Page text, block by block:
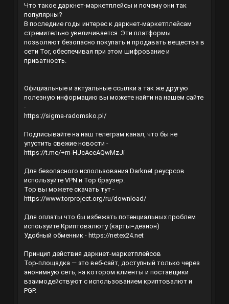
Что такое даркнет-маркетплейсы и почему они так
популярны?
В последние годы интерес к даркнет-маркетплейсам
стремительно увеличивается. Эти платформы
позволяют безопасно покупать и продавать вещества в
сети Tor, обеспечивая при этом шифрование и
приватность.
Официальные и актуальные ссылки а так же другую
полезную информацию вы можете найти на нашем сайте
-
https://sigma-radomsko.pl/
Подписывайте на наш телеграм канал, что бы не
упустить свежие новости -
https://t.me/+rn-HJcAceAQwMzJi
Для безопасного использования Darknet реусрсов
используйте VPN и Тор браузер.
Тор вы можете скачать тут -
https://www.torproject.org/ru/download/
Для оплаты что бы избежать потенциальных проблем
испоьзуйте Криптовалюту (карты=деанон)
Удобный обменник - https://netex24.net
Принцип действия даркнет-маркетплейсов
Тор-площадка — это веб-сайт, доступный только через
анонимную сеть, на котором клиенты и поставщики
взаимодействуют с использованием криптовалют и
PGP.